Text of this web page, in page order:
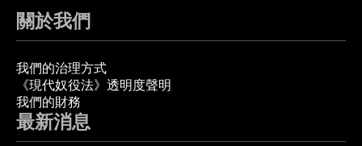
關於我們
我們的治理方式
《現代奴役法》透明度聲明
我們的財務
最新消息